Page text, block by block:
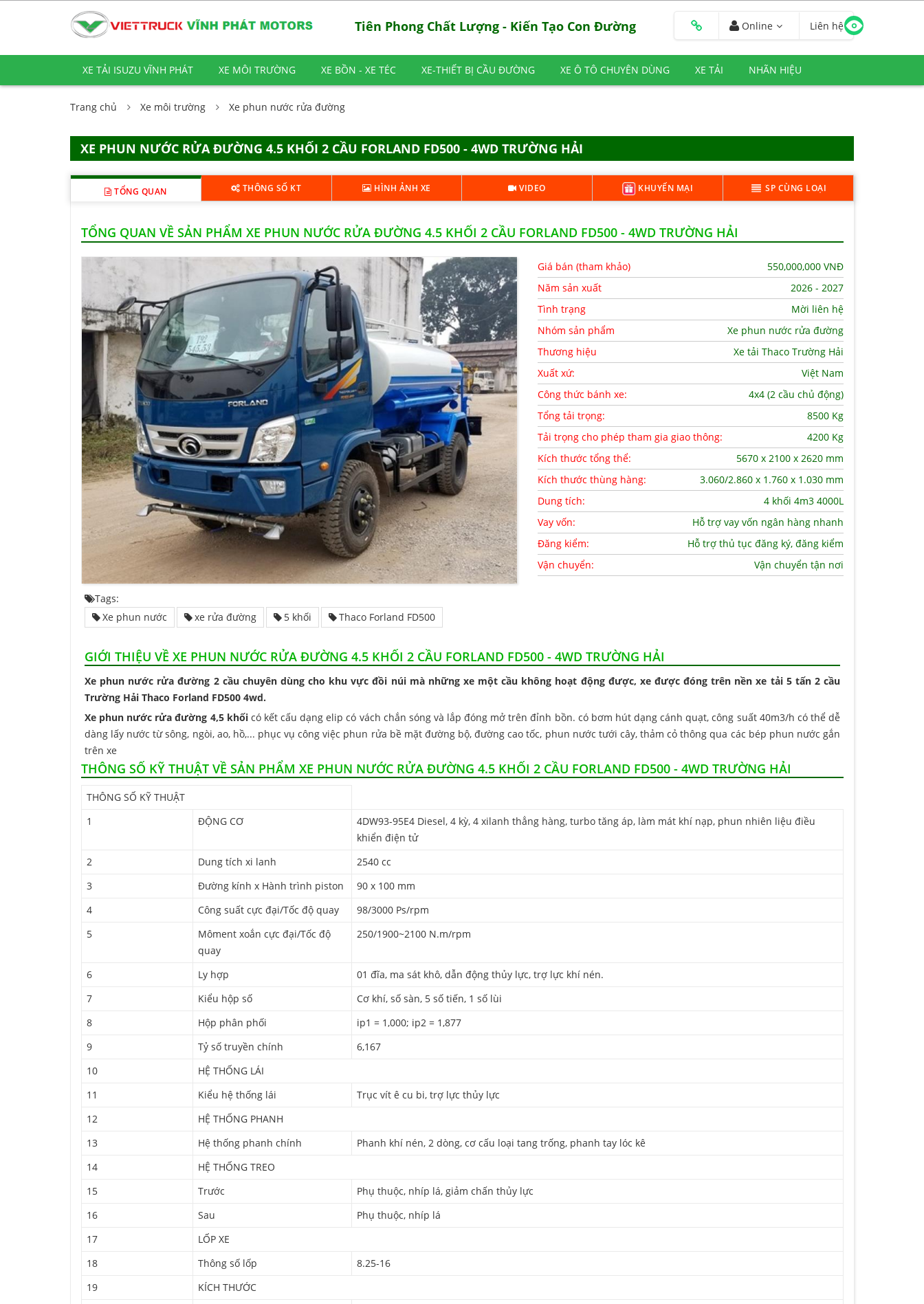
Tiên Phong Chất Lượng - Kiến Tạo Con Đường Online Liên hệ
XE TẢI ISUZU VĨNH PHÁT XE MÔI TRƯỜNG XE BỒN - XE TÉC XE-THIẾT BỊ CẦU ĐƯỜNG XE Ô TÔ CHUYÊN DÙNG XE TẢI NHÃN HIỆU
Trang chủ Xe môi trường Xe phun nước rửa đường
XE PHUN NƯỚC RỬA ĐƯỜNG 4.5 KHỐI 2 CẦU FORLAND FD500 - 4WD TRƯỜNG HẢI
TỔNG QUAN THÔNG SỐ KT HÌNH ẢNH XE VIDEO KHUYẾN MẠI SP CÙNG LOẠI
TỔNG QUAN VỀ SẢN PHẨM XE PHUN NƯỚC RỬA ĐƯỜNG 4.5 KHỐI 2 CẦU FORLAND FD500 - 4WD TRƯỜNG HẢI
Giá bán (tham khảo) 550,000,000VNĐ
Năm sản xuất
2026 - 2027
Tình trạng
Mời liên hệ
Nhóm sản phẩm
Xe phun nước rửa đường
Thương hiệu
Xe tải Thaco Trường Hải
Xuất xứ:
Việt Nam
Công thức bánh xe:
4x4 (2 cầu chủ động)
Tổng tải trọng:
8500 Kg
Tải trọng cho phép tham gia giao thông:
4200 Kg
Kích thước tổng thể:
5670 x 2100 x 2620 mm
Kích thước thùng hàng:
3.060/2.860 x 1.760 x 1.030 mm
Dung tích:
4 khối 4m3 4000L
Vay vốn:
Hỗ trợ vay vốn ngân hàng nhanh
Đăng kiểm:
Hỗ trợ thủ tục đăng ký, đăng kiểm
Vận chuyển:
Vận chuyển tận nơi
Tags:
Xe phun nước
xe rửa đường 5 khối Thaco Forland FD500
GIỚI THIỆU VỀ XE PHUN NƯỚC RỬA ĐƯỜNG 4.5 KHỐI 2 CẦU FORLAND FD500 - 4WD TRƯỜNG HẢI
Xe phun nước rửa đường 2 cầu chuyên dùng cho khu vực đồi núi mà những xe một cầu không hoạt động được, xe được đóng trên nền xe tải 5 tấn 2 cầu
Trường Hải Thaco Forland FD500 4wd.
Xe phun nước rửa đường 4,5 khốicó kết cấu dạng elip có vách chắn sóng và lắp đóng mở trên đỉnh bồn. có bơm hút dạng cánh quạt, công suất 40m3/h có thể dễ
dàng lấy nước từ sông, ngòi, ao, hồ,... phục vụ công việc phun rửa bề mặt đường bộ, đường cao tốc, phun nước tưới cây, thảm cỏ thông qua các bép phun nước gắn
trên xe
THÔNG SỐ KỸ THUẬT VỀ SẢN PHẨM XE PHUN NƯỚC RỬA ĐƯỜNG 4.5 KHỐI 2 CẦU FORLAND FD500 - 4WD TRƯỜNG HẢI
THÔNG SỐ KỸ THUẬT
1
ĐỘNG CƠ
4DW93-95E4 Diesel, 4 kỳ, 4 xilanh thẳng hàng, turbo tăng áp, làm mát khí nạp, phun nhiên liệu điều
khiển điện tử
2
Dung tích xi lanh
2540 cc
3
Đường kính x Hành trình piston
90 x 100 mm
4
Công suất cực đại/Tốc độ quay
98/3000 Ps/rpm
5
Môment xoắn cực đại/Tốc độ
quay
250/1900~2100 N.m/rpm
6 Ly hợp
01 đĩa, ma sát khô, dẫn động thủy lực, trợ lực khí nén.
7
Kiểu hộp số
Cơ khí, số sàn, 5 số tiến, 1 số lùi
8
Hộp phân phối
ip1 = 1,000; ip2 = 1,877
9
Tỷ số truyền chính
6,167
10
HỆ THỐNG LÁI
11
Kiểu hệ thống lái
Trục vít ê cu bi, trợ lực thủy lực
12
HỆ THỐNG PHANH
13
Hệ thống phanh chính
Phanh khí nén, 2 dòng, cơ cấu loại tang trống, phanh tay lóc kê
14
HỆ THỐNG TREO
15
Trước
Phụ thuộc, nhíp lá, giảm chấn thủy lực
16
Sau
Phụ thuộc, nhíp lá
17
LỐP XE
18
Thông số lốp
8.25-16
19
KÍCH THƯỚC